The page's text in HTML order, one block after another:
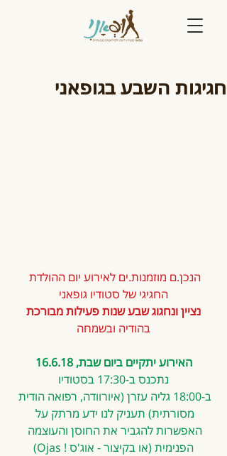
חגיגות השבע בגופאני
הנכן.ם מוזמנות.ים לאירוע יום ההולדת
החגיגי של סטודיו גופאני
נציין ונחגוג שבע שנות פעילות מבורכת
בהודיה ובשמחה
האירוע יתקיים ביום שבת, 16.6.18
נתכנס ב-17:30 בסטודיו
ב-18:00 גליה עזרן (איורוודה, רפואה הודית
מסורתית) תעניק לנו ידע מרתק על
האפשרות להגביר את החוסן והעוצמה
הפנימית (או בקיצור - אוג'ס ! Ojas)